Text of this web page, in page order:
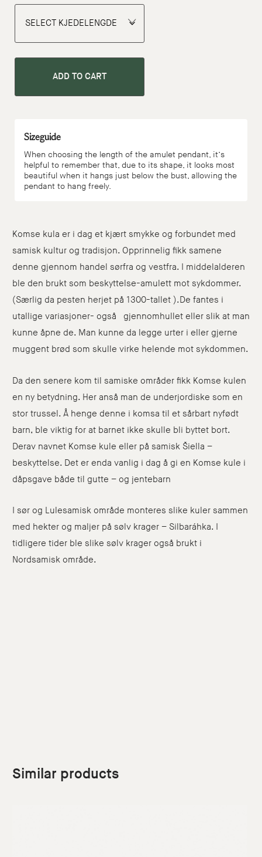
ADD TO CART
Sizeguide
When choosing the length of the amulet pendant, it’s
helpful to remember that, due to its shape, it looks most
beautiful when it hangs just below the bust, allowing the
pendant to hang freely.
Komse kula er i dag et kjært smykke og forbundet med
samisk kultur og tradisjon. Opprinnelig fikk samene
denne gjennom handel sørfra og vestfra. I middelalderen
ble den brukt som beskyttelse-amulett mot sykdommer.
(Særlig da pesten herjet på 1300-tallet ).De fantes i
utallige variasjoner- også gjennomhullet eller slik at man
kunne åpne de. Man kunne da legge urter i eller gjerne
muggent brød som skulle virke helende mot sykdommen.
Da den senere kom til samiske områder fikk Komse kulen
en ny betydning. Her anså man de underjordiske som en
stor trussel. Å henge denne i komsa til et sårbart nyfødt
barn, ble viktig for at barnet ikke skulle bli byttet bort.
Derav navnet Komse kule eller på samisk Šiella –
beskyttelse. Det er enda vanlig i dag å gi en Komse kule i
dåpsgave både til gutte – og jentebarn
I sør og Lulesamisk område monteres slike kuler sammen
med hekter og maljer på sølv krager – Silbaráhka. I
tidligere tider ble slike sølv krager også brukt i
Nordsamisk område.
Similar products